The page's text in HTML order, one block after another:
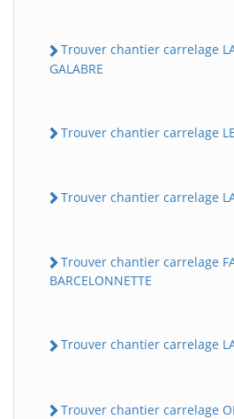
Trouver chantier carrelage
GALABRE
Trouver chantier carrelage LE
Trouver chantier carrelage LA
Trouver chantier carrelage
BARCELONNETTE
Trouver chantier carrelage LA
Trouver chantier carrelage